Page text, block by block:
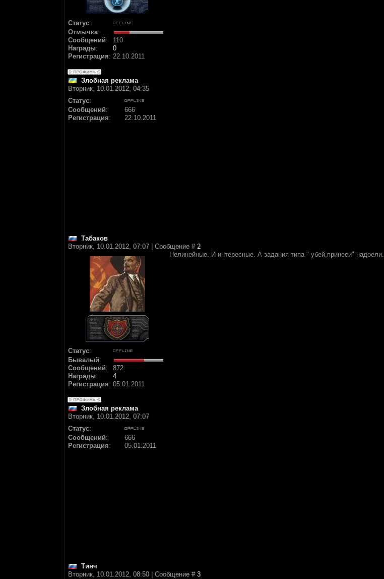
Статус:
Отмычка:
Сообщений:
110
Награды:
0
Регистрация: 22.10.2011
Злобная реклама
Вторник, 10.01.2012, 04:35
Статус:
Сообщений:
666
Регистрация: 22.10.2011
Табаков
Вторник, 10.01.2012, 07:07 | Сообщение # 2
Статус:
Бывалый:
Сообщений:
872
Награды:
4
Регистрация: 05.01.2011
Нелинейные. И интересные. А задания типа " убей,принеси" надоели.
Злобная реклама
Вторник, 10.01.2012, 07:07
Статус:
Сообщений:
666
Регистрация: 05.01.2011
Тинч
Вторник, 10.01.2012, 08:50 | Сообщение # 3